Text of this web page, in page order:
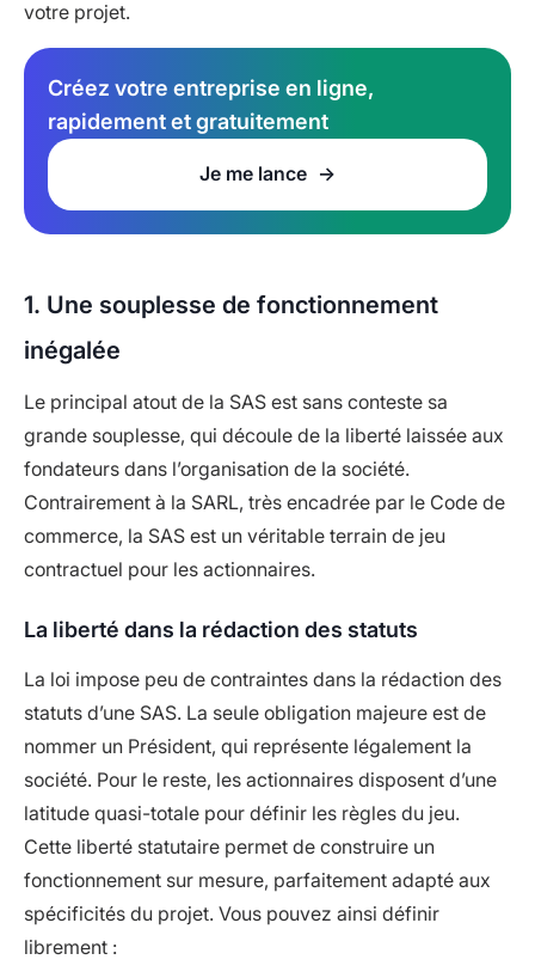
votre projet.
Créez votre entreprise en ligne,
rapidement et gratuitement
Je me lance
1. Une souplesse de fonctionnement
inégalée
Le principal atout de la SAS est sans conteste sa
grande souplesse, qui découle de la liberté laissée aux
fondateurs dans l’organisation de la société.
Contrairement à la SARL, très encadrée par le Code de
commerce, la SAS est un véritable terrain de jeu
contractuel pour les actionnaires.
La liberté dans la rédaction des statuts
La loi impose peu de contraintes dans la rédaction des
statuts d’une SAS. La seule obligation majeure est de
nommer un Président, qui représente légalement la
société. Pour le reste, les actionnaires disposent d’une
latitude quasi-totale pour définir les règles du jeu.
Cette liberté statutaire permet de construire un
fonctionnement sur mesure, parfaitement adapté aux
spécificités du projet. Vous pouvez ainsi définir
librement :